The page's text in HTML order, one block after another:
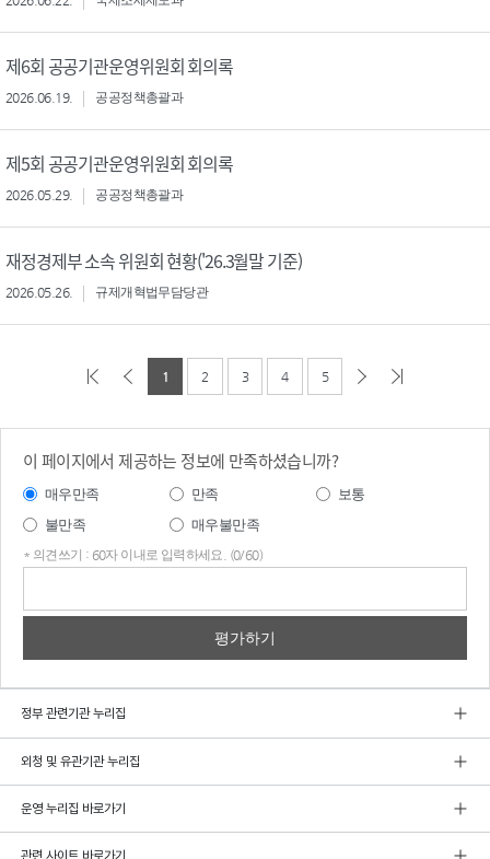
제6회 공공기관운영위원회 회의록
2026.06.19. 공공정책총괄과
제5회 공공기관운영위원회 회의록
2026.05.29. 공공정책총괄과
재정경제부 소속 위원회 현황('26.3월말 기준)
2026.05.26. 규제개혁법무담당관
1 2 3 4 5
이 페이지에서 제공하는 정보에 만족하셨습니까?
매우만족 만족
보통
불만족
매우불만족
* 의견쓰기 : 60자 이내로 입력하세요. (0/60)
정부 관련기관 누리집
외청 및 유관기관 누리집
운영 누리집 바로가기
관련 사이트 바로가기